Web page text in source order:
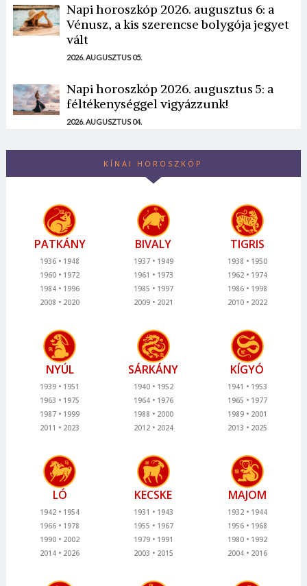
Napi horoszkóp 2026. augusztus 6: a
Vénusz, a kis szerencse bolygója jegyet
vált
2026. AUGUSZTUS 05.
Napi horoszkóp 2026. augusztus 5: a
féltékenységgel vigyázzunk!
2026. AUGUSZTUS 04.
KÍNAI HOROSZKÓP
PATKÁNY
1936
1948
1960
1972
1984
1996
2008
2020
BIVALY
1937
1949
1961
1973
1985
1997
2009
2021
TIGRIS
1938
1950
1962
1974
1986
1998
2010
2022
NYÚL
1939
1951
1963
1975
1987
1999
2011
2023
SÁRKÁNY
1940
1952
1964
1976
1988
2000
2012
2024
KÍGYÓ
1941
1953
1965
1977
1989
2001
2013
2025
LÓ
1942
1954
1966
1978
1990
2002
2014
2026
KECSKE
1931
1943
1955
1967
1979
1991
2003
2015
MAJOM
1932
1944
1956
1968
1980
1992
2004
2016